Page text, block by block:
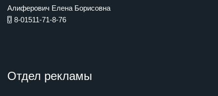
Алиферович Елена Борисовна
8-01511-71-8-76
Отдел рекламы